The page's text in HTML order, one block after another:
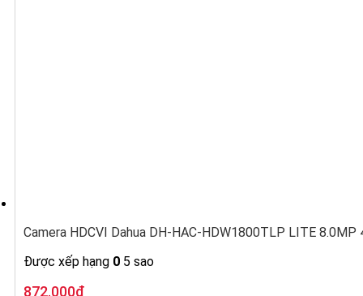
Camera HDCVI Dahua DH-HAC-HDW1800TLP LITE 8.0MP
Được xếp hạng 0 5 sao
Giá
872.000₫
Giá